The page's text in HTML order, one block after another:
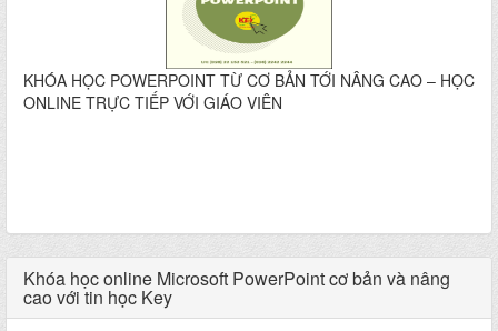
KHÓA HỌC POWERPOINT TỪ CƠ BẢN TỚI NÂNG CAO – HỌC
ONLINE TRỰC TIẾP VỚI GIÁO VIÊN
Khóa học online Microsoft PowerPoint cơ bản và nâng
cao với tin học Key